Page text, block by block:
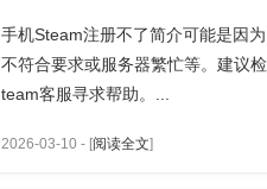
手机Steam注册不了简介可能是因
不符合要求或服务器繁忙等。建议
team客服寻求帮助。...
2026-03-10 - [阅读全文]